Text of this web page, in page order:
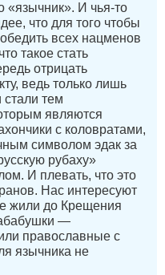
«язычник». И чья-то
что для того чтобы
всех нацменов
такое стать
отрицать
ведь только лишь
стали тем
являются
с коловратами,
символом эдак за
рубаху»
И плевать, что это
Нас интересуют
жили до Крещения
—
православные с
язычника не